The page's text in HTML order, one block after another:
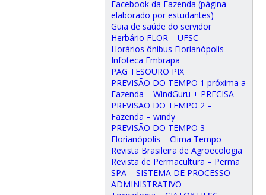
Facebook da Fazenda (página
elaborado por estudantes)
Guia de saúde do servidor
Herbário FLOR – UFSC
Horários ônibus Florianópolis
Infoteca Embrapa
PAG TESOURO PIX
PREVISÃO DO TEMPO 1 próxima a
Fazenda – WindGuru + PRECISA
PREVISÃO DO TEMPO 2 –
Fazenda – windy
PREVISÃO DO TEMPO 3 –
Florianópolis – Clima Tempo
Revista Brasileira de Agroecologia
Revista de Permacultura – Perma
SPA – SISTEMA DE PROCESSO
ADMINISTRATIVO